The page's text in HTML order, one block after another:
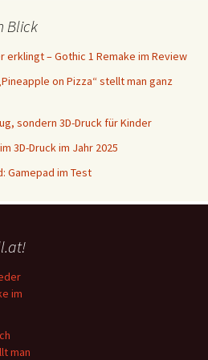
Blick
erklingt – Gothic 1 Remake im Review
on Pizza“ stellt man ganz
sondern 3D-Druck für Kinder
3D-Druck im Jahr 2025
Gamepad im Test
im
man